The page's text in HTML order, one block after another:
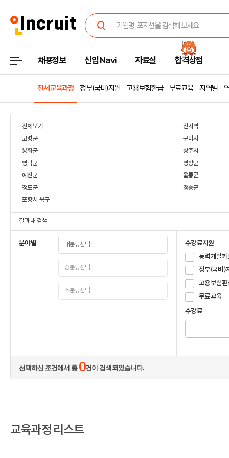
채용정보 신입 Navi 자료실 합격상점
전체교육과정 정부(국비)지원 고용보험환급 무료교육 지역별
전체보기
전지역
고령군
구미시
봉화군
상주시
영덕군
영양군
예천군
울릉군
청도군
청송군
포항시 북구
결과 내 검색
분야별
수강료지원
능력개발
정부(국비)
고용보험
무료교육
수강료
선택하신 조건에서 총 0건이 검색되었습니다.
교육과정 리스트